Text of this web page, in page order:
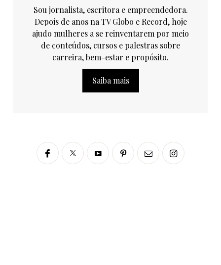
Sou jornalista, escritora e empreendedora.
Depois de anos na TV Globo e Record, hoje
ajudo mulheres a se reinventarem por meio
de conteúdos, cursos e palestras sobre
carreira, bem-estar e propósito.
Saiba mais